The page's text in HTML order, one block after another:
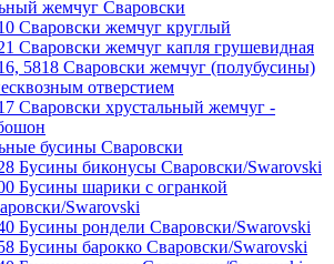
жемчуг Сваровски
Сваровски жемчуг круглый
Сваровски жемчуг капля грушевидная
5818 Сваровски жемчуг (полубусины)
отверстием
Сваровски хрустальный жемчуг -
бусины Сваровски
Бусины биконусы Сваровски/Swarovski
Бусины шарики с огранкой
Swarovski
Бусины рондели Сваровски/Swarovski
Бусины барокко Сваровски/Swarovski